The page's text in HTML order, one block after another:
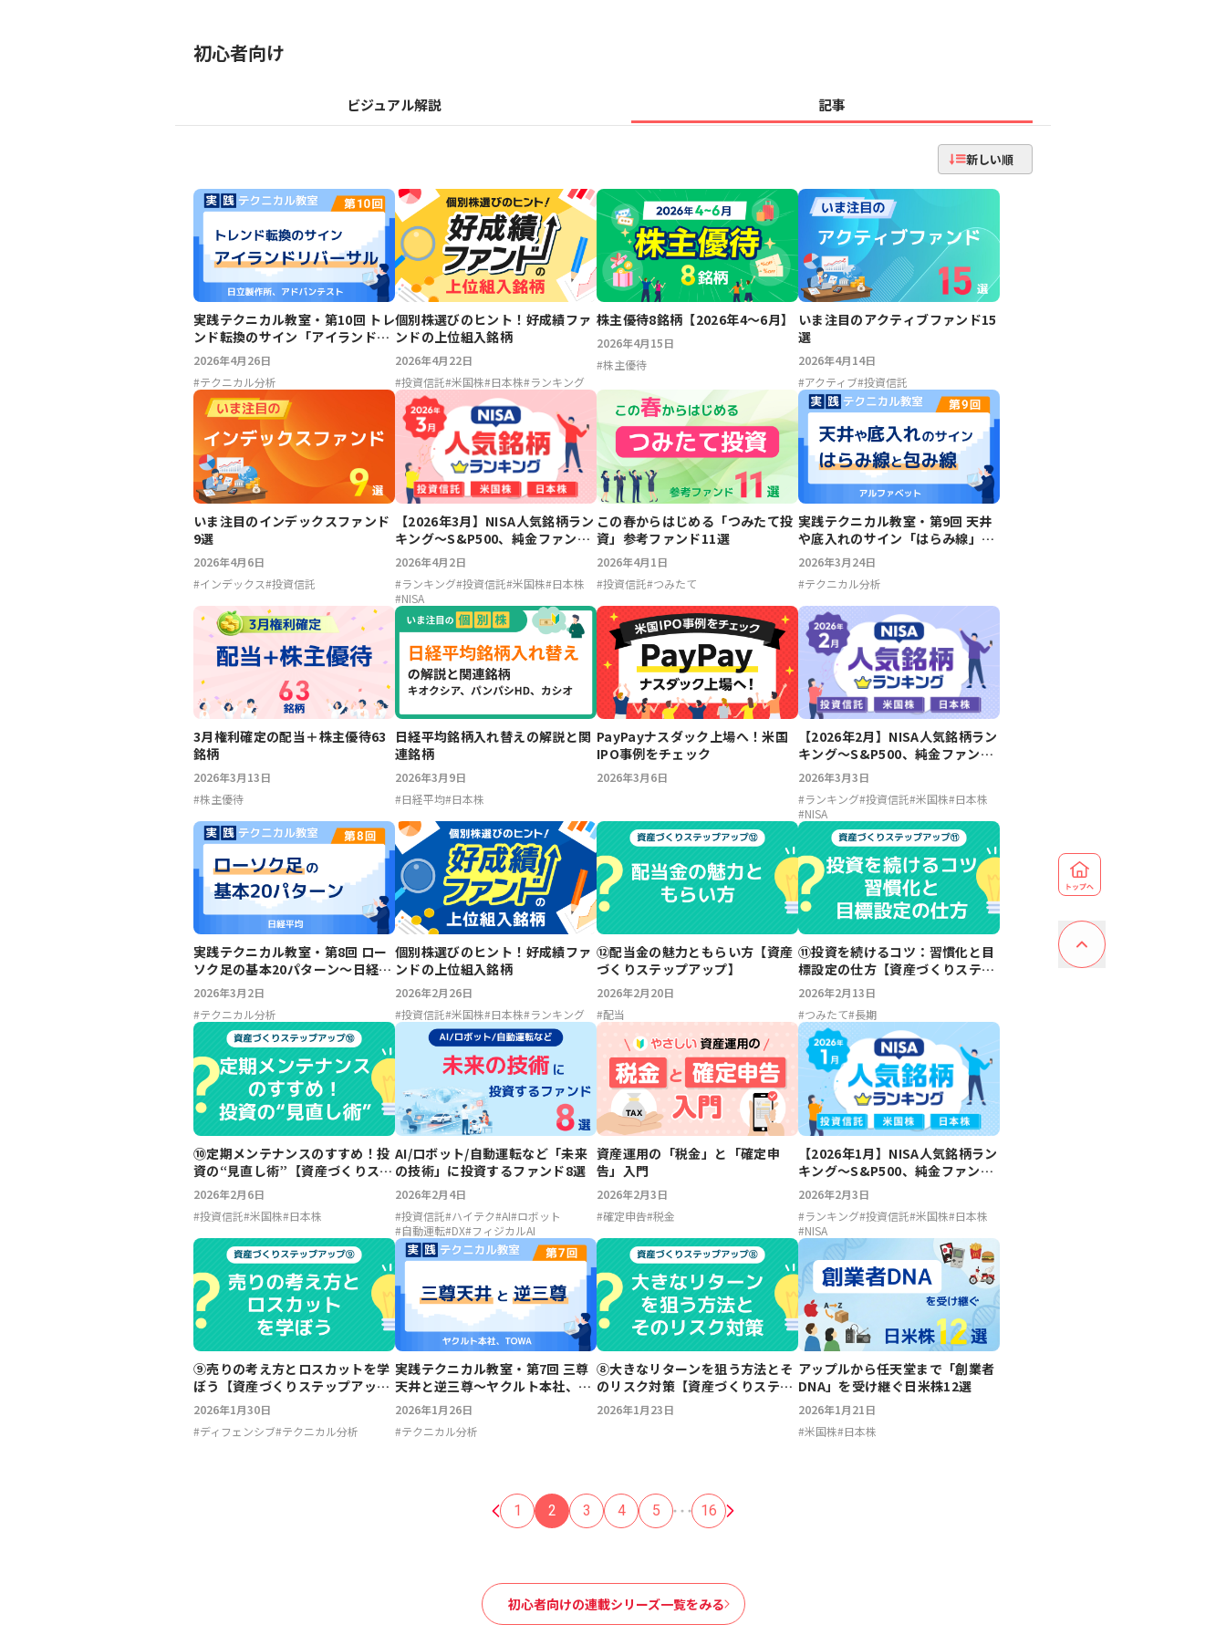
初心者向け
ビジュアル解説 記事
新しい順
実践テクニカル教室・第10回 トレ
ンド転換のサイン「アイランドリ
バーサル」～日立製作所、アドバ
ンテスト
2026年4月26日
#テクニカル分析
個別株選びのヒント！好成績ファ
ンドの上位組入銘柄
2026年4月22日
#投資信託#米国株#日本株#ランキング
株主優待8銘柄【2026年4～6月】
2026年4月15日
#株主優待
いま注目のアクティブファンド15
選
2026年4月14日
#アクティブ#投資信託
いま注目のインデックスファンド
9選
2026年4月6日
#インデックス#投資信託
【2026年3月】NISA人気銘柄ラン
キング～S&P500、純金ファン
ド、PayPay、JX金属
2026年4月2日
#ランキング#投資信託#米国株#日本株
#NISA
この春からはじめる「つみたて投
資」参考ファンド11選
2026年4月1日
#投資信託#つみたて
実践テクニカル教室・第9回 天井
や底入れのサイン「はらみ線」と
「包み線」～アルファベット
2026年3月24日
#テクニカル分析
3月権利確定の配当＋株主優待63
銘柄
2026年3月13日
#株主優待
日経平均銘柄入れ替えの解説と関
連銘柄
2026年3月9日
#日経平均#日本株
PayPayナスダック上場へ！米国
IPO事例をチェック
2026年3月6日
【2026年2月】NISA人気銘柄ラン
キング～S&P500、純金ファン
ド、エヌビディア、任天堂
2026年3月3日
#ランキング#投資信託#米国株#日本株
#NISA
実践テクニカル教室・第8回 ロー
ソク足の基本20パターン～日経平
均
2026年3月2日
#テクニカル分析
個別株選びのヒント！好成績ファ
ンドの上位組入銘柄
2026年2月26日
#投資信託#米国株#日本株#ランキング
⑫配当金の魅力ともらい方【資産
づくりステップアップ】
2026年2月20日
#配当
⑪投資を続けるコツ：習慣化と目
標設定の仕方【資産づくりステッ
プアップ】
2026年2月13日
#つみたて#長期
⑩定期メンテナンスのすすめ！投
資の“見直し術”【資産づくりステ
ップアップ】
2026年2月6日
#投資信託#米国株#日本株
AI/ロボット/自動運転など「未来
の技術」に投資するファンド8選
2026年2月4日
#投資信託#ハイテク#AI#ロボット
#自動運転#DX#フィジカルAI
資産運用の「税金」と「確定申
告」入門
2026年2月3日
#確定申告#税金
【2026年1月】NISA人気銘柄ラン
キング～S&P500、純金ファン
ド、エヌビディア、JX金属
2026年2月3日
#ランキング#投資信託#米国株#日本株
#NISA
⑨売りの考え方とロスカットを学
ぼう【資産づくりステップアッ
プ】
2026年1月30日
#ディフェンシブ#テクニカル分析
実践テクニカル教室・第7回 三尊
天井と逆三尊～ヤクルト本社、
TOWA
2026年1月26日
#テクニカル分析
⑧大きなリターンを狙う方法とそ
のリスク対策【資産づくりステッ
プアップ】
2026年1月23日
アップルから任天堂まで「創業者
DNA」を受け継ぐ日米株12選
2026年1月21日
#米国株#日本株
1 2 3 4 5 16
初心者向けの連載シリーズ一覧をみる